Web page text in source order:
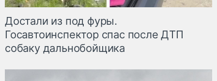
Достали из под фуры.
Госавтоинспектор спас после ДТП
собаку дальнобойщика